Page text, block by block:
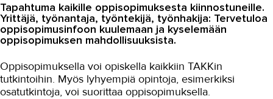
Asiakaslehti Sauma
Blogi
OMA TAKK
YHTEYSTIEDOT
Tapahtuma kaikille oppisopimuksesta kiinnostuneille.
Yrittäjä, työnantaja, työntekijä, työnhakija: Tervetuloa
oppisopimusinfoon kuulemaan ja kyselemään
oppisopimuksen mahdollisuuksista.
Oppisopimuksella voi opiskella kaikkiin TAKKin
tutkintoihin. Myös lyhyempiä opintoja, esimerkiksi
osatutkintoja, voi suorittaa oppisopimuksella.